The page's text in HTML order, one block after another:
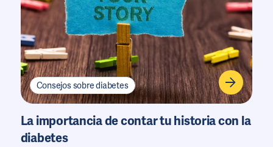
Consejos sobre diabetes
La importancia de contar tu historia con la
diabetes